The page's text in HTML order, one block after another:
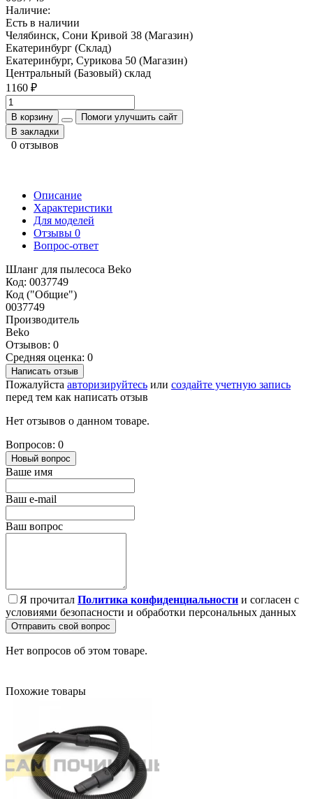
Наличие:
Есть в наличии
Челябинск, Сони Кривой 38 (Магазин)
Екатеринбург (Склад)
Екатеринбург, Сурикова 50 (Магазин)
Центральный (Базовый) склад
1160 ₽
В корзину
Помоги улучшить сайт
В закладки
0 отзывов
Описание
Характеристики
Для моделей
Отзывы 0
Вопрос-ответ
Шланг для пылесоса Beko
Код: 0037749
Код ("Общие")
0037749
Производитель
Beko
Отзывов: 0
Средняя оценка: 0
Написать отзыв
Пожалуйста авторизируйтесь или создайте учетную запись
перед тем как написать отзыв
Нет отзывов о данном товаре.
Вопросов: 0
Новый вопрос
Ваше имя
Ваш e-mail
Ваш вопрос
Я прочитал Политика конфиденциальности и согласен с
условиями безопасности и обработки персональных данных
Отправить свой вопрос
Нет вопросов об этом товаре.
Похожие товары